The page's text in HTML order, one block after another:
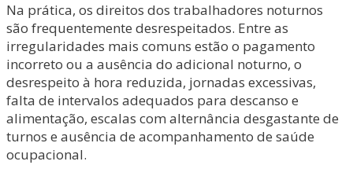
Na prática, os direitos dos trabalhadores noturnos
são frequentemente desrespeitados. Entre as
irregularidades mais comuns estão o pagamento
incorreto ou a ausência do adicional noturno, o
desrespeito à hora reduzida, jornadas excessivas,
falta de intervalos adequados para descanso e
alimentação, escalas com alternância desgastante de
turnos e ausência de acompanhamento de saúde
ocupacional.